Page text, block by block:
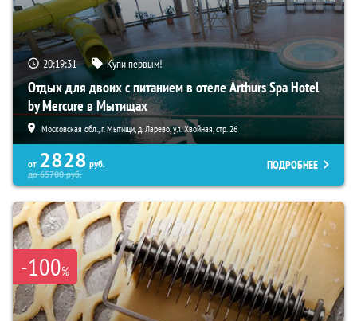
20:19:30 Купи первым!
Отдых для двоих с питанием в отеле Arthurs Spa Hotel
by Mercure в Мытищах
Московская обл., г. Мытищи, д. Ларево, ул. Хвойная, стр. 26
от 2828 руб.
до65700руб.
ПОДРОБНЕЕ
-100%